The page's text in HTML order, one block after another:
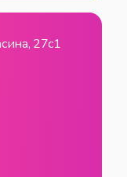
27с1